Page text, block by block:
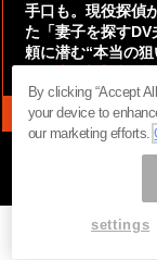
手口も。現役探偵
た「妻子を探すDV
頼に潜む“本当の狙
ページ内の商標は
まぐまぐ！
By clicking “Accept
your device to
our marketing efforts.
settings